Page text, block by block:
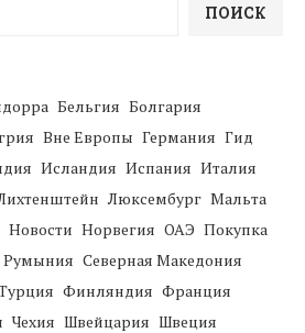
ПОИСК
Бельгия Болгария
Вне Европы Германия Гид
Исландия Испания Италия
Люксембург Мальта
Новости Норвегия ОАЭ Покупка
Румыния Северная Македония
Финляндия Франция
Чехия Швейцария Швеция